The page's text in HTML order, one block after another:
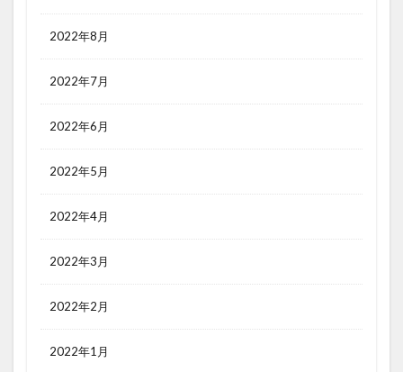
2022年8月
2022年7月
2022年6月
2022年5月
2022年4月
2022年3月
2022年2月
2022年1月